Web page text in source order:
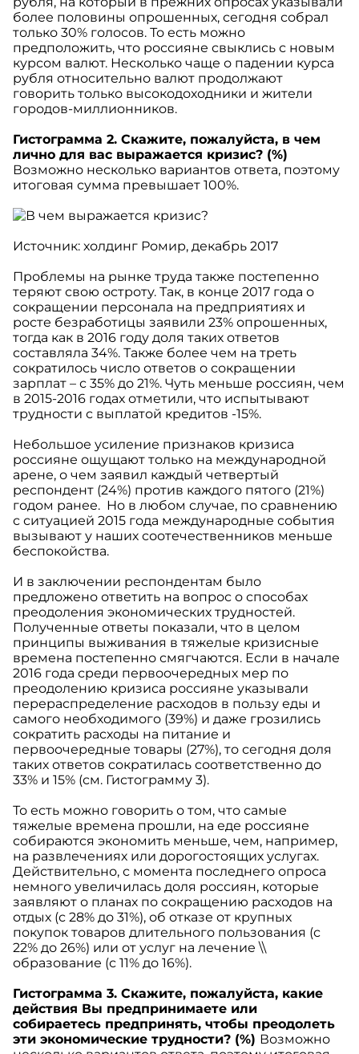
более половины опрошенных, сегодня собрал
только 30% голосов. То есть можно
предположить, что россияне свыклись с новым
курсом валют. Несколько чаще о падении курса
рубля относительно валют продолжают
говорить только высокодоходники и жители
городов-миллионников.
Гистограмма 2. Скажите, пожалуйста, в чем
лично для вас выражается кризис? (%)
Возможно несколько вариантов ответа, поэтому
итоговая сумма превышает 100%.
Источник: холдинг Ромир, декабрь 2017
Проблемы на рынке труда также постепенно
теряют свою остроту. Так, в конце 2017 года о
сокращении персонала на предприятиях и
росте безработицы заявили 23% опрошенных,
тогда как в 2016 году доля таких ответов
составляла 34%. Также более чем на треть
сократилось число ответов о сокращении
зарплат – с 35% до 21%. Чуть меньше россиян, чем
в 2015-2016 годах отметили, что испытывают
трудности с выплатой кредитов -15%.
Небольшое усиление признаков кризиса
россияне ощущают только на международной
арене, о чем заявил каждый четвертый
респондент (24%) против каждого пятого (21%)
годом ранее. Но в любом случае, по сравнению
с ситуацией 2015 года международные события
вызывают у наших соотечественников меньше
беспокойства.
И в заключении респондентам было
предложено ответить на вопрос о способах
преодоления экономических трудностей.
Полученные ответы показали, что в целом
принципы выживания в тяжелые кризисные
времена постепенно смягчаются. Если в начале
2016 года среди первоочередных мер по
преодолению кризиса россияне указывали
перераспределение расходов в пользу еды и
самого необходимого (39%) и даже грозились
сократить расходы на питание и
первоочередные товары (27%), то сегодня доля
таких ответов сократилась соответственно до
33% и 15% (см. Гистограмму 3).
То есть можно говорить о том, что самые
тяжелые времена прошли, на еде россияне
собираются экономить меньше, чем, например,
на развлечениях или дорогостоящих услугах.
Действительно, с момента последнего опроса
немного увеличилась доля россиян, которые
заявляют о планах по сокращению расходов на
отдых (с 28% до 31%), об отказе от крупных
покупок товаров длительного пользования (с
22% до 26%) или от услуг на лечение \\
образование (с 11% до 16%).
Гистограмма 3. Скажите, пожалуйста, какие
действия Вы предпринимаете или
собираетесь предпринять, чтобы преодолеть
эти экономические трудности? (%) Возможно